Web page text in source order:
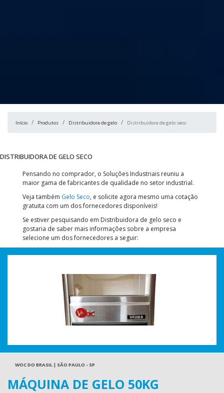
Início Produtos Distribuidora de gelo Distribuidora de gelo seco
DISTRIBUIDORA DE GELO SECO
Pensando no comprador, o Soluções Industriais reuniu a
maior gama de fabricantes de qualidade no setor industrial.
Veja também Gelo Seco, e solicite agora mesmo uma cotação
gratuita com um dos fornecedores disponíveis!
Se estiver pesquisando em Distribuidora de gelo seco e
gostaria de saber mais informações sobre a empresa
selecione um dos fornecedores a seguir:
WOC DO BRASIL | SÃO PAULO - SP
MÁQUINA DE GELO 50KG